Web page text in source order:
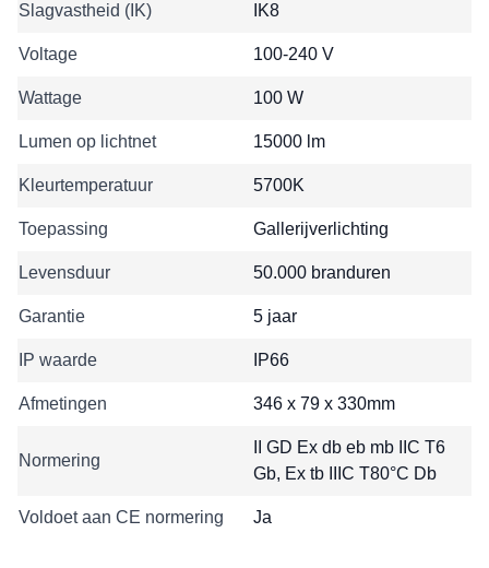
Slagvastheid (IK) IK8
Voltage 100-240 V
Wattage 100 W
Lumen op lichtnet 15000 lm
Kleurtemperatuur 5700K
Toepassing Gallerijverlichting
Levensduur 50.000 branduren
Garantie 5 jaar
IP waarde IP66
Afmetingen 346 x 79 x 330mm
Normering
II GD Ex db eb mb IIC T6
Gb, Ex tb IIIC T80°C Db
Voldoet aan CE normering Ja